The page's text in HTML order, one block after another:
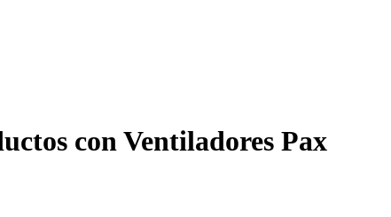
con Ventiladores Pax